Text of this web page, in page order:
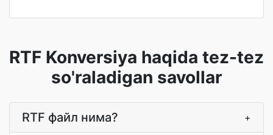
RTF Konversiya haqida tez-tez
so'raladigan savollar
RTF файл нима? +